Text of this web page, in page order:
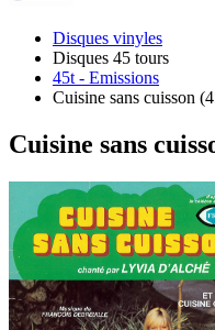
Disques vinyles
Disques 45 tours
45t - Emissions
Cuisine sans cuisson
Cuisine sans